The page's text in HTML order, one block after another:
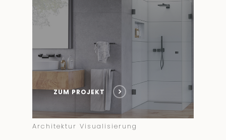
ZUM PROJEKT
Architektur Visualisierung